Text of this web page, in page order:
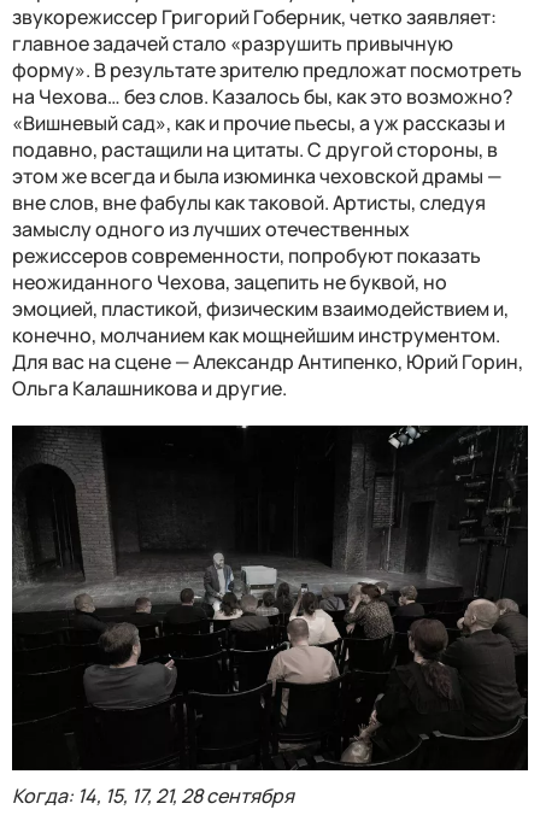
звукорежиссер Григорий Гоберник, четко заявляет:
главное задачей стало «разрушить привычную
форму». В результате зрителю предложат посмотреть
на Чехова… без слов. Казалось бы, как это возможно?
«Вишневый сад», как и прочие пьесы, а уж рассказы и
подавно, растащили на цитаты. С другой стороны, в
этом же всегда и была изюминка чеховской драмы —
вне слов, вне фабулы как таковой. Артисты, следуя
замыслу одного из лучших отечественных
режиссеров современности, попробуют показать
неожиданного Чехова, зацепить не буквой, но
эмоцией, пластикой, физическим взаимодействием и,
конечно, молчанием как мощнейшим инструментом.
Для вас на сцене — Александр Антипенко, Юрий Горин,
Ольга Калашникова и другие.
Когда: 14, 15, 17, 21, 28 сентября